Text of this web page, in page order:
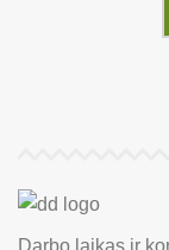
Darbo laikas ir